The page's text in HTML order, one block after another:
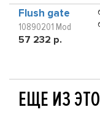
Flush gate
10890201 Mod
57 232 р.
ЕЩЕ ИЗ